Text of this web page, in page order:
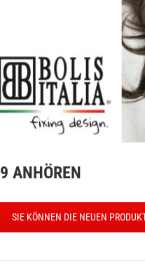
ANHÖREN
SIE KÖNNEN DIE NEUEN